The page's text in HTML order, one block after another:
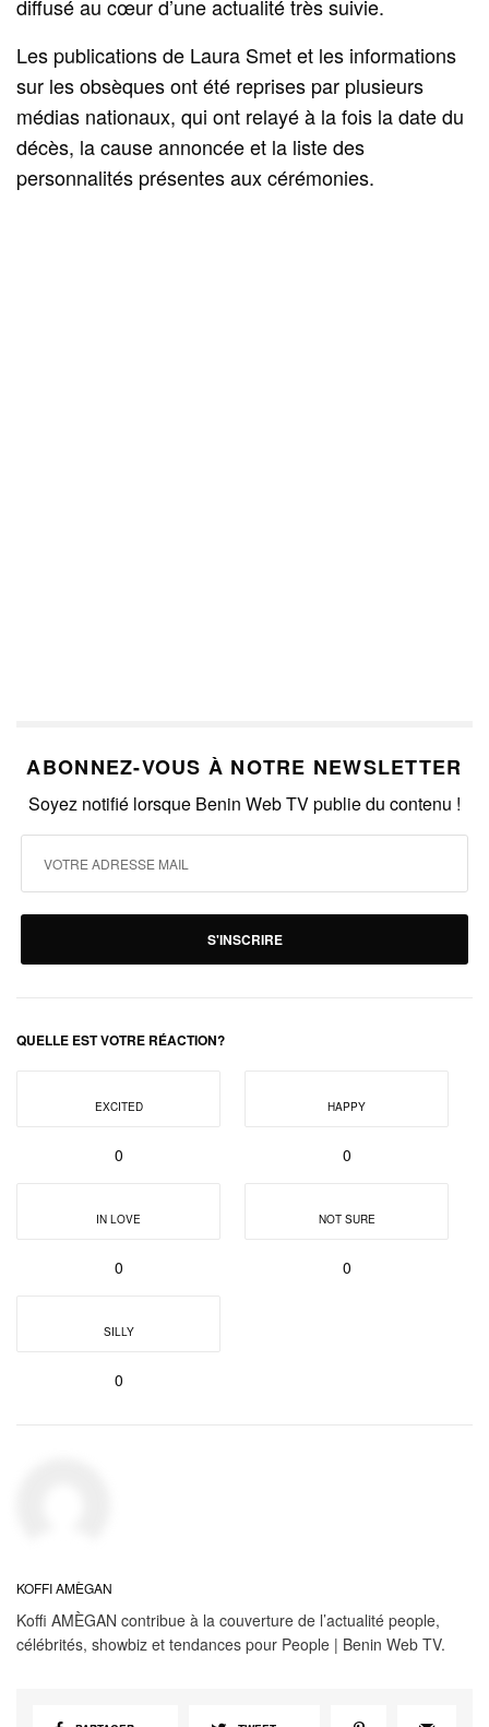
diffusé au cœur d’une actualité très suivie.
Les publications de Laura Smet et les informations
sur les obsèques ont été reprises par plusieurs
médias nationaux, qui ont relayé à la fois la date du
décès, la cause annoncée et la liste des
personnalités présentes aux cérémonies.
ABONNEZ-VOUS À NOTRE NEWSLETTER
Soyez notifié lorsque Benin Web TV publie du contenu !
S'INSCRIRE
QUELLE EST VOTRE RÉACTION?
EXCITED
0
HAPPY
0
IN LOVE
0
NOT SURE
0
SILLY
0
KOFFI AMÈGAN
Koffi AMÈGAN contribue à la couverture de l’actualité people,
célébrités, showbiz et tendances pour People | Benin Web TV.